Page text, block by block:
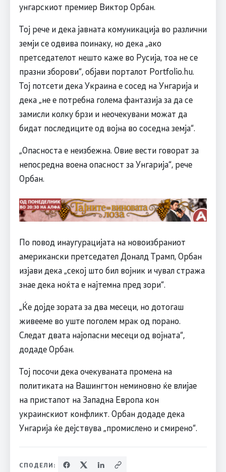
унгарскиот премиер Виктор Орбан.
Тој рече и дека јавната комуникација во различни
земји се одвива поинаку, но дека „ако
претседателот нешто каже во Русија, тоа не се
празни зборови“, објави порталот Portfolio.hu.
Тој потсети дека Украина е сосед на Унгарија и
дека „не е потребна голема фантазија за да се
замисли колку брзи и неочекувани можат да
бидат последиците од војна во соседна земја“.
„Опасноста е неизбежна. Овие вести говорат за
непосредна воена опасност за Унгарија“, рече
Орбан.
По повод инаугурацијата на новоизбраниот
американски претседател Доналд Трамп, Орбан
изјави дека „секој што бил војник и чувал стража
знае дека ноќта е најтемна пред зори“.
„Ќе дојде зората за два месеци, но дотогаш
живееме во уште поголем мрак од порано.
Следат двата најопасни месеци од војната“,
додаде Орбан.
Тој посочи дека очекуваната промена на
политиката на Вашингтон неминовно ќе влијае
на пристапот на Западна Европа кон
украинскиот конфликт. Орбан додаде дека
Унгарија ќе дејствува „промислено и смирено“.
СПОДЕЛИ: